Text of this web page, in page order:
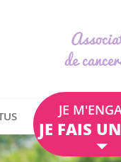
de
JE
JE FAIS